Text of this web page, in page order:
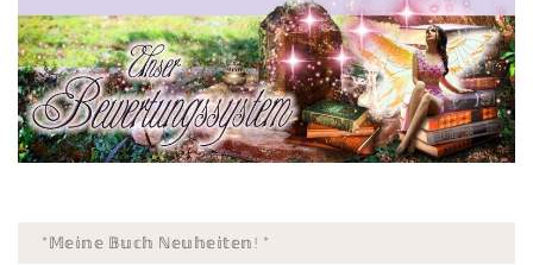
*𝕄𝕖𝕚𝕟𝕖 𝔹𝕦𝕔𝕙 ℕ𝕖𝕦𝕙𝕖𝕚𝕥𝕖𝕟! *